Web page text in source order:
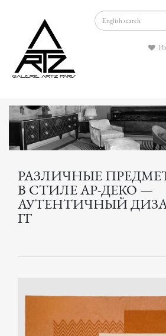
РАЗЛИЧНЫЕ
В СТИЛЕ АР-ДЕКО —
АУТЕНТИЧНЫЙ
ГГ